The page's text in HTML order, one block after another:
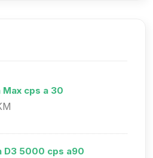
Max cps a 30
D3 5000 cps a90